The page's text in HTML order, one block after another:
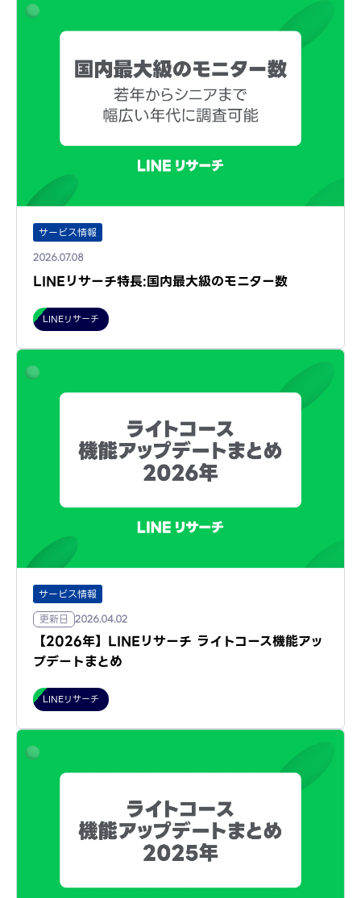
サービス情報
2026.07.08
LINEリサーチ特長:国内最大級のモニター数
LINEリサーチ
サービス情報
更新日
2026.04.02
【2026年】LINEリサーチ ライトコース機能アッ
プデートまとめ
LINEリサーチ